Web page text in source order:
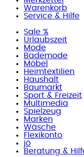
Warenkorb
Service & Hilfe
Sale %
Urlaubszeit
Mode
Bademode
Möbel
Heimtextilien
Haushalt
Baumarkt
Sport & Freizeit
Multimedia
Spielzeug
Marken
Wäsche
Flexikonto
jö
Beratung &